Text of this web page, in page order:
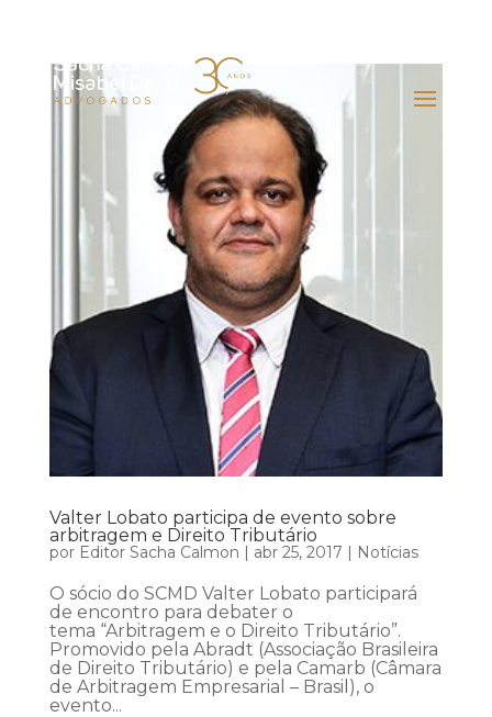
Valter Lobato participa de evento sobre
arbitragem e Direito Tributário
por Editor Sacha Calmon | abr 25, 2017 | Notícias
O sócio do SCMD Valter Lobato participará
de encontro para debater o
tema “Arbitragem e o Direito Tributário”.
Promovido pela Abradt (Associação Brasileira
de Direito Tributário) e pela Camarb (Câmara
de Arbitragem Empresarial – Brasil), o
evento...